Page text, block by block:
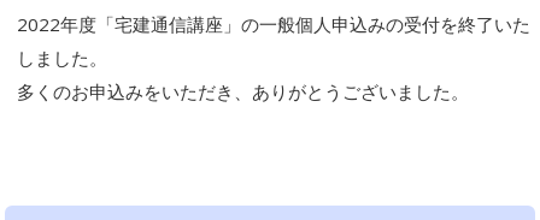
2022年度「宅建通信講座」の一般個人申込みの受付を終了いた
しました。
多くのお申込みをいただき、ありがとうございました。